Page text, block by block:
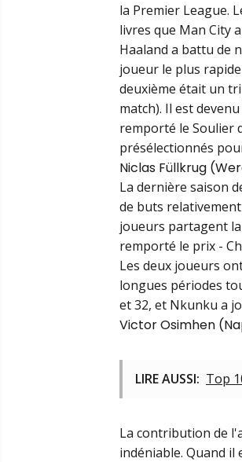
la Premier League.
livres que Man City
Haaland a battu de
joueur le plus
deuxième était un
match). Il est
remporté le Soulier
présélectionnés
Niclas Füllkrug
La dernière saison
de buts
joueurs partagent
remporté le prix -
Les deux joueurs
longues périodes
et 32, et Nkunku a
Victor Osimhen
LIRE AUSSI: Top
La contribution de
indéniable. Quand